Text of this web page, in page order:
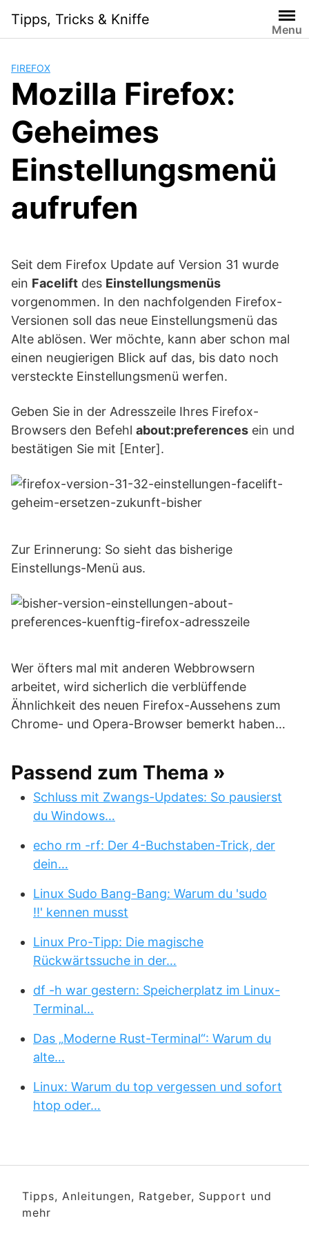
content
Tipps, Tricks & Kniffe
Menu
FIREFOX
Mozilla Firefox:
Geheimes
Einstellungsmenü
aufrufen
Seit dem Firefox Update auf Version 31 wurde
ein Facelift des Einstellungsmenüs
vorgenommen. In den nachfolgenden Firefox-
Versionen soll das neue Einstellungsmenü das
Alte ablösen. Wer möchte, kann aber schon mal
einen neugierigen Blick auf das, bis dato noch
versteckte Einstellungsmenü werfen.
Geben Sie in der Adresszeile Ihres Firefox-
Browsers den Befehl about:preferences ein und
bestätigen Sie mit [Enter].
Zur Erinnerung: So sieht das bisherige
Einstellungs-Menü aus.
Wer öfters mal mit anderen Webbrowsern
arbeitet, wird sicherlich die verblüffende
Ähnlichkeit des neuen Firefox-Aussehens zum
Chrome- und Opera-Browser bemerkt haben…
Passend zum Thema »
Schluss mit Zwangs-Updates: So pausierst
du Windows…
echo rm -rf: Der 4-Buchstaben-Trick, der
dein…
Linux Sudo Bang-Bang: Warum du 'sudo
!!' kennen musst
Linux Pro-Tipp: Die magische
Rückwärtssuche in der…
df -h war gestern: Speicherplatz im Linux-
Terminal…
Das „Moderne Rust-Terminal“: Warum du
alte…
Linux: Warum du top vergessen und sofort
htop oder…
Tipps, Anleitungen, Ratgeber, Support und
mehr